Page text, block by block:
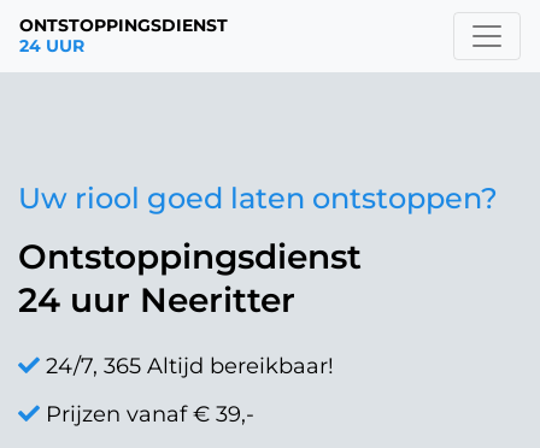
ONTSTOPPINGSDIENST
24 UUR
Uw riool goed laten ontstoppen?
Ontstoppingsdienst
24 uur Neeritter
24/7, 365 Altijd bereikbaar!
Prijzen vanaf € 39,-